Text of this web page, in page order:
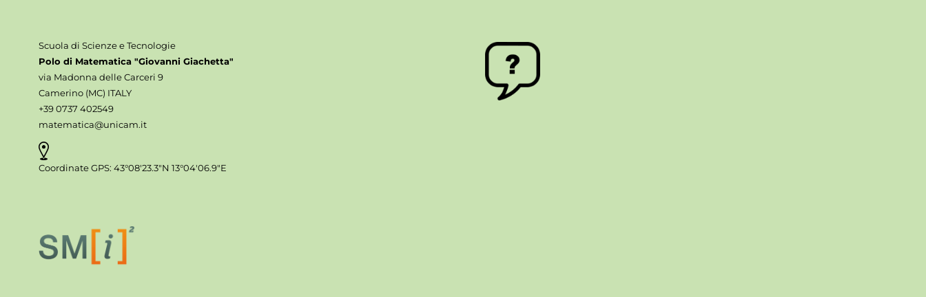
Scuola di Scienze e Tecnologie
Polo di Matematica "Giovanni Giachetta"
via Madonna delle Carceri 9
Camerino (MC) ITALY
+39 0737 402549
matematica@unicam.it
Coordinate GPS: 43°08'23.3"N 13°04'06.9"E